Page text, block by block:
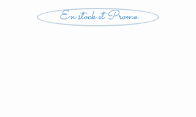
En stock et Promo